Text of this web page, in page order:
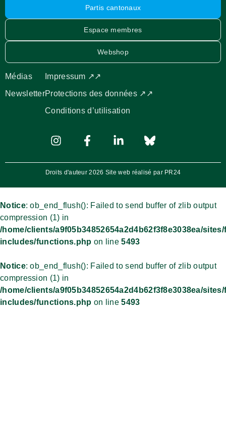
Médias
Newsletter
Impressum ↗↗
Protections des données ↗↗
Conditions d’utilisation
Partis cantonaux
Espace membres
Webshop
Droits d'auteur 2026 Site web réalisé par PR24
Notice: ob_end_flush(): Failed to send buffer of zlib output
compression (1) in
/home/clients/a9f05b34852654a2d4b62f3f8e3038ea/
includes/functions.php on line5493
Notice: ob_end_flush(): Failed to send buffer of zlib output
compression (1) in
/home/clients/a9f05b34852654a2d4b62f3f8e3038ea/
includes/functions.php on line5493